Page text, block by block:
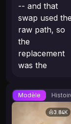
-- and that
swap used the
raw path, so
the
replacement
was the
original: 13
thumbnails,
eager, each
Modèle
3.84K